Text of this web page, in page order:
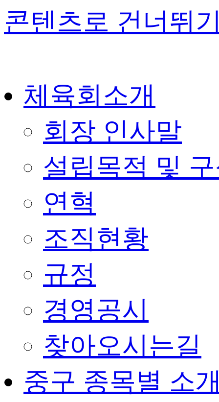
콘텐츠로 건너뛰
체육회소개
회장 인사말
설립목적 및
연혁
조직현황
규정
경영공시
찾아오시는길
중구 종목별 소